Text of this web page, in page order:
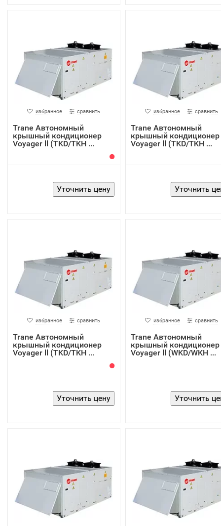
избранное сравнить
Trane Автономный
крышный кондиционер
Voyager ll (TKD/TKH ...
избранное сравнить
Trane Автономный
крышный кондиционер
Voyager ll (TKD/TKH ...
избранное сравнить
Trane Автономный
крышный кондиционер
Voyager ll (TKD/TKH ...
избранное сравнить
Trane Автономный
крышный кондиционер
Voyager ll (WKD/WKH ...